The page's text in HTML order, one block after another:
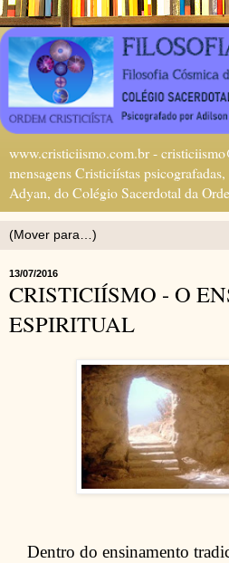
www.cristiciismo.com.br -
mensagens Cristiciístas
Adyan, do Colégio Sacerdotal da
13/07/2016
CRISTICIÍSMO - O
ESPIRITUAL
Dentro do ensinamento